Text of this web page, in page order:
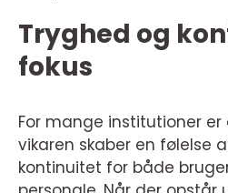
Tryghed og
fokus
For mange institutioner
vikaren skaber en følelse
kontinuitet for både